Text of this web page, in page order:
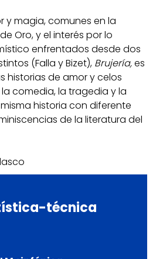
y magia, comunes en la
Oro, y el interés por lo
enfrentados desde dos
(Falla y Bizet), Brujería,es
historias de amor y celos
comedia, la tragedia y la
historia con diferente
de la literatura del
técnica